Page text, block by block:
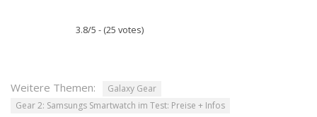
3.8/5 - (25 votes)
Weitere Themen:
Galaxy Gear
Gear 2: Samsungs Smartwatch im Test: Preise + Infos